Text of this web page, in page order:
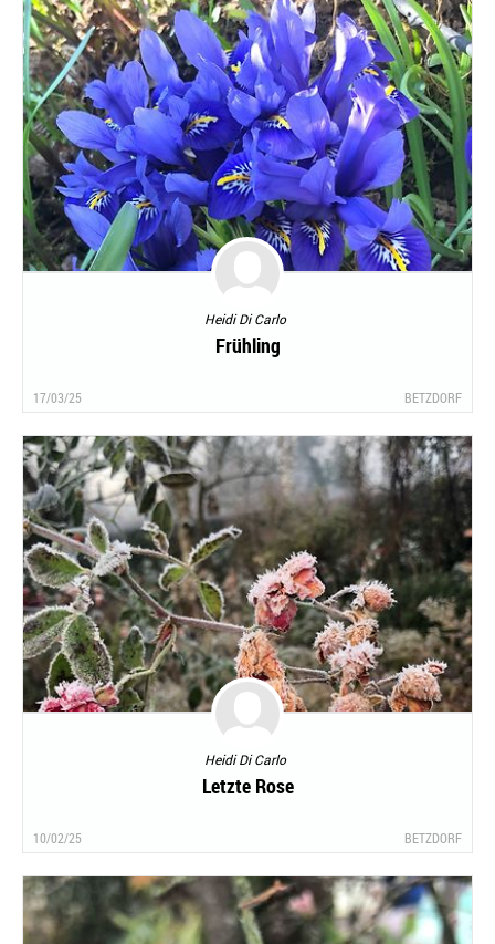
Heidi Di Carlo
Frühling
17/03/25 BETZDORF
Heidi Di Carlo
Letzte Rose
10/02/25 BETZDORF